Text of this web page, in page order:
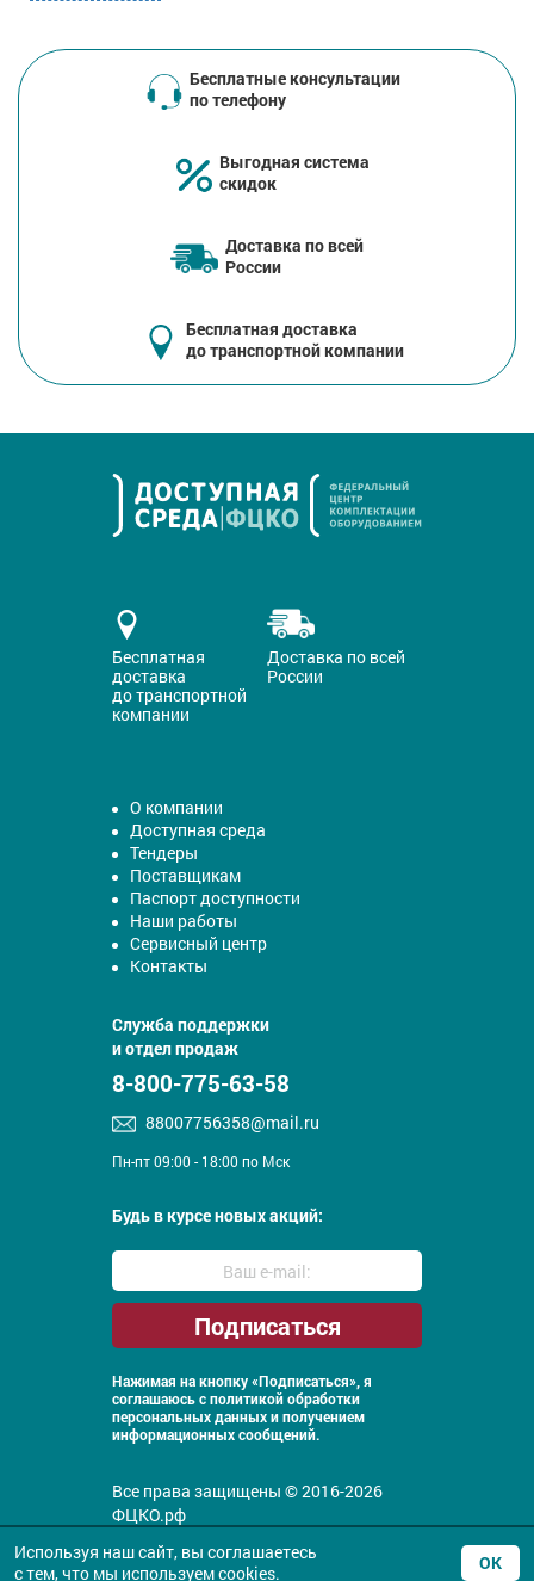
Бесплатные консультации
по телефону
Выгодная система
скидок
Доставка по всей
России
Бесплатная доставка
до транспортной компании
Бесплатная
доставка
до транспортной
компании
Доставка по всей
России
О компании
Доступная среда
Тендеры
Поставщикам
Паспорт доступности
Наши работы
Сервисный центр
Контакты
Служба поддержки
и отдел продаж
8-800-775-63-58
88007756358@mail.ru
Пн-пт 09:00 - 18:00 по Мск
Будь в курсе новых акций:
Нажимая на кнопку «Подписаться», я
соглашаюсь с политикой обработки
персональных данных и получением
информационных сообщений.
Все права защищены © 2016-2026
ФЦКО.рф
Используя наш сайт, вы соглашаетесь
с тем, что мы используемcookies. ОК